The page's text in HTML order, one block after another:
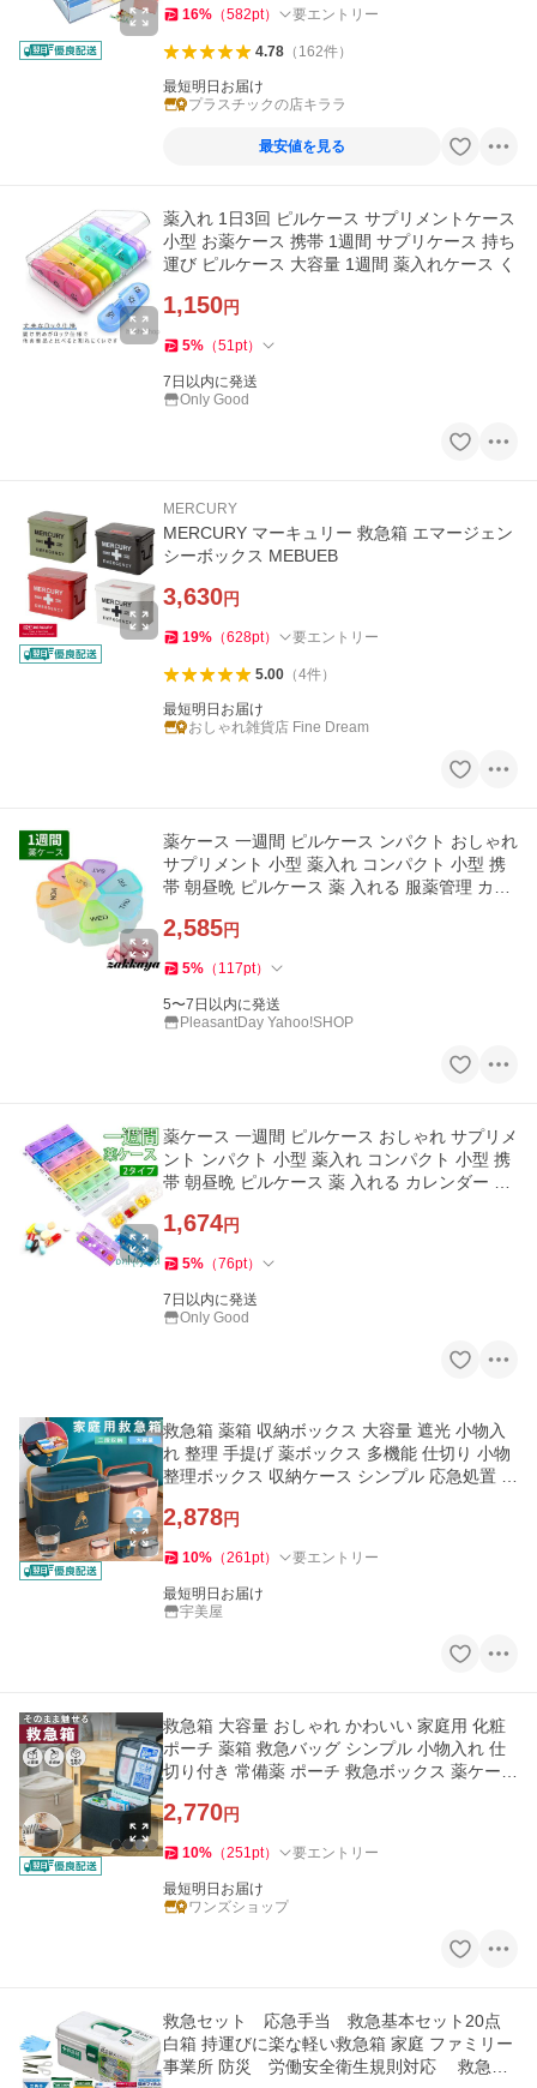
16% （582pt） 要エントリー
4.78（ 162件）
最短明日お届け
プラスチックの店キララ
最安値を見る
薬入れ 1日3回 ピルケース サプリメントケース
小型 お薬ケース 携帯 1週間 サプリケース 持ち
運び ピルケース 大容量 1週間 薬入れケース く
1,150円
5% （51pt）
7日以内に発送
Only Good
MERCURY
MERCURY マーキュリー 救急箱 エマージェン
シーボックス MEBUEB
3,630円
19% （628pt） 要エントリー
5.00（4件）
最短明日お届け
おしゃれ雑貨店 Fine Dream
薬ケース 一週間 ピルケース ンパクト おしゃれ
サプリメント 小型 薬入れ コンパクト 小型 携
帯 朝昼晩 ピルケース 薬 入れる 服薬管理 カレ
2,585円
5% （ 117pt）
5〜7日以内に発送
PleasantDay Yahoo!SHOP
薬ケース 一週間 ピルケース おしゃれ サプリメ
ント ンパクト 小型 薬入れ コンパクト 小型 携
帯 朝昼晩 ピルケース 薬 入れる カレンダー 薬
1,674円
5% （76pt）
7日以内に発送
Only Good
救急箱 薬箱 収納ボックス 大容量 遮光 小物入
れ 整理 手提げ 薬ボックス 多機能 仕切り 小物
整理ボックス 収納ケース シンプル 応急処置 家
2,878円
10% （261pt） 要エントリー
最短明日お届け
宇美屋
救急箱 大容量 おしゃれ かわいい 家庭用 化粧
ポーチ 薬箱 救急バッグ シンプル 小物入れ 仕
切り付き 常備薬 ポーチ 救急ボックス 薬ケース
2,770円
10% （251pt） 要エントリー
最短明日お届け
ワンズショップ
救急セット 応急手当 救急基本セット20点
白箱 持運びに楽な軽い救急箱 家庭 ファミリー
事業所 防災 労働安全衛生規則対応 救急